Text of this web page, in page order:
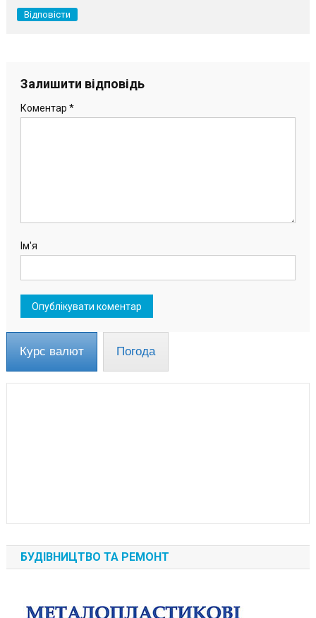
Відповісти
Залишити відповідь
Коментар *
Ім'я
Курс валют Погода
БУДІВНИЦТВО ТА РЕМОНТ